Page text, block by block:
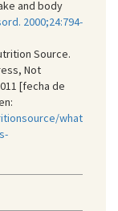
and body
2000;24:794-
Source.
Not
[fecha de
what